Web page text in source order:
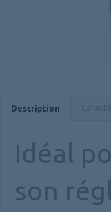
Description
Idéal
son